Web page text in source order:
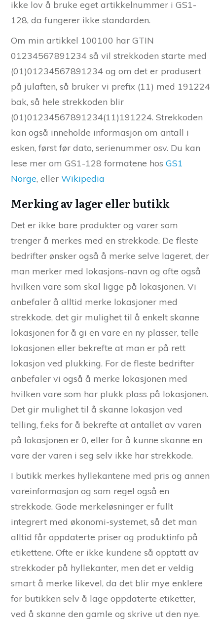
ikke lov å bruke eget artikkelnummer i GS1-
128, da fungerer ikke standarden.
Om min artikkel 100100 har GTIN
01234567891234 så vil strekkoden starte med
(01)01234567891234 og om det er produsert
på julaften, så bruker vi prefix (11) med 191224
bak, så hele strekkoden blir
(01)01234567891234(11)191224. Strekkoden
kan også inneholde informasjon om antall i
esken, først før dato, serienummer osv. Du kan
lese mer om GS1-128 formatene hos GS1
Norge, eller Wikipedia
Merking av lager eller butikk
Det er ikke bare produkter og varer som
trenger å merkes med en strekkode. De fleste
bedrifter ønsker også å merke selve lageret, der
man merker med lokasjons-navn og ofte også
hvilken vare som skal ligge på lokasjonen. Vi
anbefaler å alltid merke lokasjoner med
strekkode, det gir mulighet til å enkelt skanne
lokasjonen for å gi en vare en ny plasser, telle
lokasjonen eller bekrefte at man er på rett
lokasjon ved plukking. For de fleste bedrifter
anbefaler vi også å merke lokasjonen med
hvilken vare som har plukk plass på lokasjonen.
Det gir mulighet til å skanne lokasjon ved
telling, f.eks for å bekrefte at antallet av varen
på lokasjonen er 0, eller for å kunne skanne en
vare der varen i seg selv ikke har strekkode.
I butikk merkes hyllekantene med pris og annen
vareinformasjon og som regel også en
strekkode. Gode merkeløsninger er fullt
integrert med økonomi-systemet, så det man
alltid får oppdaterte priser og produktinfo på
etikettene. Ofte er ikke kundene så opptatt av
strekkoder på hyllekanter, men det er veldig
smart å merke likevel, da det blir mye enklere
for butikken selv å lage oppdaterte etiketter,
ved å skanne den gamle og skrive ut den nye.